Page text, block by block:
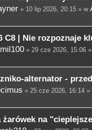
» 10 lip 2026, 20:15 » w
C8 | Nie rozpoznaje
» 29 cze 2026, 15:06
alternator -
» 25 cze 2026, 16:14 »
żarówek na